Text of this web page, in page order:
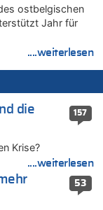
1. FC Köln
von Sinnen zu
Nachbarn
amtlich
amtlich
von Sinnen zu
amtlich
ostbelgischen
Jahr für
....weiterlesen
157
die
Krise?
....weiterlesen
53